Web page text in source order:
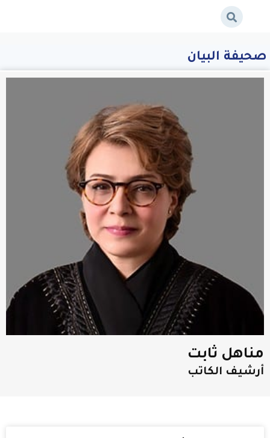
Page 2
صحيفة البيان
مناهل ثابت
أرشيف الكاتب